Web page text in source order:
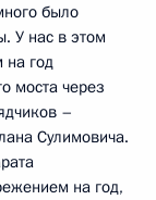
было
У нас в этом
на год
моста через
–
Сулимовича.
на год,